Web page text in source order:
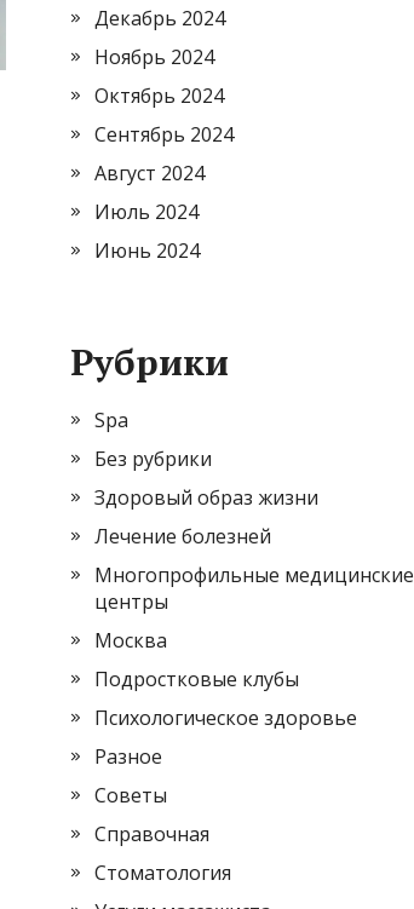
Декабрь 2024
Ноябрь 2024
Октябрь 2024
Сентябрь 2024
Август 2024
Июль 2024
Июнь 2024
Рубрики
Spa
Без рубрики
Здоровый образ жизни
Лечение болезней
Многопрофильные медицинские
центры
Москва
Подростковые клубы
Психологическое здоровье
Разное
Советы
Справочная
Стоматология